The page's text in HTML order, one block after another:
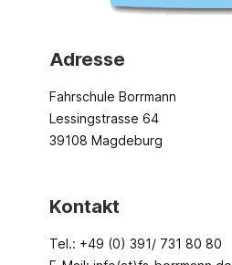
Adresse
Fahrschule Borrmann
Lessingstrasse 64
39108 Magdeburg
Kontakt
Tel.: +49 (0) 391/ 731 80 80